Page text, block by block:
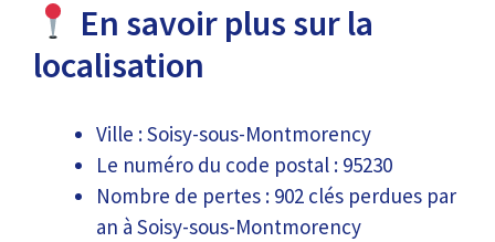
En savoir plus sur la
localisation
Ville : Soisy-sous-Montmorency
Le numéro du code postal : 95230
Nombre de pertes : 902 clés perdues par
an à Soisy-sous-Montmorency